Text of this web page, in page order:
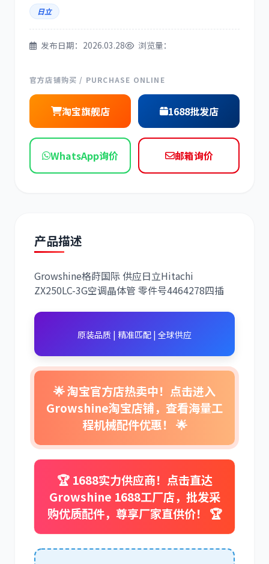
神钢
现代 帕金斯
道依茨
奔驰 加藤
卡尔玛 杰西博
日立
发布日期：2026.03.28 浏览量：
官方店铺购买 / PURCHASE ONLINE
淘宝旗舰店 1688批发店
WhatsApp询价 邮箱询价
产品描述
Growshine格莳国际 供应日立Hitachi
ZX250LC-3G空调晶体管 零件号4464278四插
原装品质 | 精准匹配 | 全球供应
🌟 淘宝官方店热卖中！点击进入
Growshine淘宝店铺，查看海量工
程机械配件优惠！ 🌟
🏆 1688实力供应商！点击直达
Growshine 1688工厂店，批发采
购优质配件，尊享厂家直供价！ 🏆